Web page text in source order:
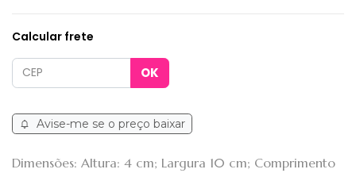
Calcular frete
Avise-me se o preço baixar
Dimensões: Altura: 4 cm; Largura 10 cm; Comprimento